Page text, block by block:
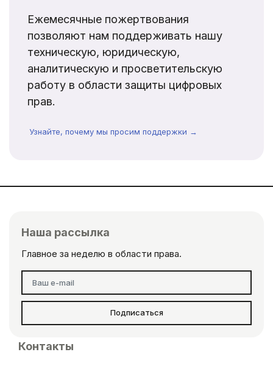
Ежемесячные пожертвования
позволяют нам поддерживать нашу
техническую, юридическую,
аналитическую и просветительскую
работу в области защиты цифровых
прав.
Узнайте, почему мы просим поддержки →
Наша рассылка
Главное за неделю в области права.
Подписаться
Контакты